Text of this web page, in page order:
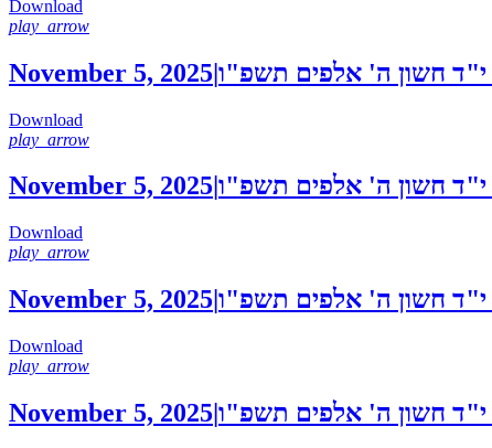
Download
play_arrow
November 5, 2025|י"ד חשון ה' אלפים תשפ"ו
Download
play_arrow
November 5, 2025י"ד חשון ה' אלפים תשפ"ו
Download
play_arrow
November 5, 2025י"ד חשון ה' אלפים תשפ"ו
Download
play_arrow
November 5, 2025|י"ד חשון ה' אלפים תשפ"ו